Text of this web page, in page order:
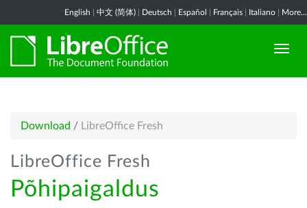
English 中文 (简体) Deutsch Español Français Italiano More...
Download / LibreOffice Fresh
LibreOffice Fresh
Põhipaigaldus